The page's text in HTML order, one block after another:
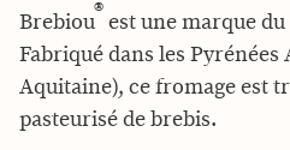
Brebiou® est une marque
Fabriqué dans les
Aquitaine), ce fromage est
pasteurisé de brebis.